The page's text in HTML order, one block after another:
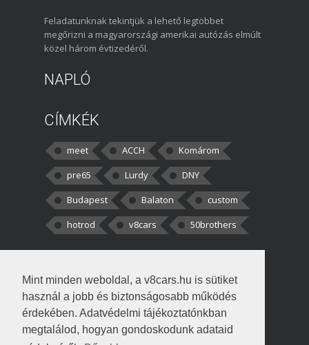
Mint minden weboldal, a v8cars.hu is sütiket
használ a jobb és biztonságosabb működés
érdekében. Adatvédelmi tájékoztatónkban
megtalálod, hogyan gondoskodunk adataid
Feladatunknak tekintjük a lehető legtöbbet
megőrizni a magyarországi amerikai autózás elmúlt
közel három évtizedéről.
NAPLÓ
CÍMKÉK
meet ACCH
Komárom
pre65
Lurdy
DNY
Budapest
Balaton
custom
hotrod
v8cars 50brothers
kortisz:Elszúrtam! Én csak két
darabbaal számoltam. Nem tudtam, hogy fél autót,